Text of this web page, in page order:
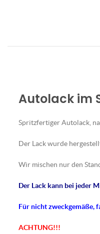
Autolack im
Spritzfertiger Autolack,
Der Lack wurde
Wir mischen nur den
Der Lack kann bei jeder
Für nichtzweckgemäße,
ACHTUNG!!!